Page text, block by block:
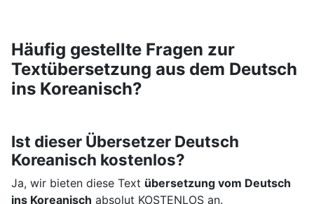
Häufig gestellte Fragen zur
Textübersetzung aus dem Deutsch
ins Koreanisch?
Ist dieser Übersetzer Deutsch
Koreanisch kostenlos?
Ja, wir bieten diese Text übersetzung vom Deutsch
ins Koreanisch absolut KOSTENLOS an.